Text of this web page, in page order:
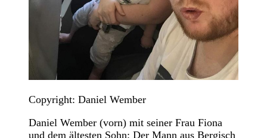
Copyright: Daniel Wember
Daniel Wember (vorn) mit seiner Frau Fiona
und dem ältesten Sohn: Der Mann aus Bergisch